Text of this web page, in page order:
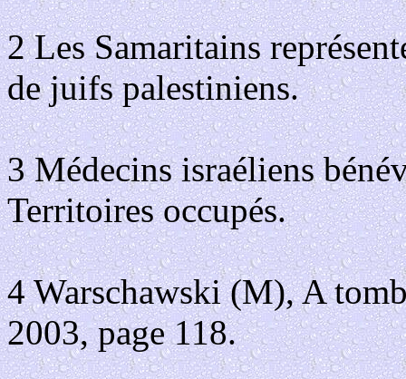
2 Les Samaritains
de juifs palestiniens.
3 Médecins israéliens
Territoires occupés.
4 Warschawski (M), A
2003, page 118.